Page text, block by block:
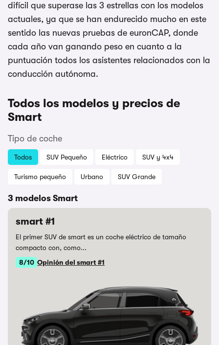
difícil que superase las 3 estrellas con los modelos
actuales, ya que se han endurecido mucho en este
sentido las nuevas pruebas de euronCAP, donde
cada año van ganando peso en cuanto a la
puntuación todos los asistentes relacionados con la
conducción autónoma.
Todos los modelos y precios de
Smart
Tipo de coche
Todos SUV Pequeño Eléctrico SUV y 4x4
Turismo pequeño Urbano SUV Grande
3 modelos Smart
smart #1
El primer SUV de smart es un coche eléctrico de tamaño
compacto con, como...
8/10 Opinión del smart #1